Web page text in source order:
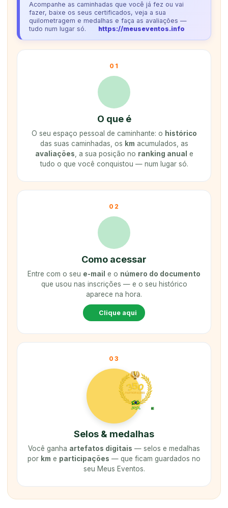
Acompanhe as caminhadas que você já fez ou vai
fazer, baixe os seus certificados, veja a sua
quilometragem e medalhas e faça as avaliações —
tudo num lugar só.
https://meuseventos.info
01
O que é
O seu espaço pessoal de caminhante: o histórico
das suas caminhadas, os km acumulados, as
avaliações , a sua posição no ranking anual e
tudo o que você conquistou — num lugar só.
02
Como acessar
Entre com o seu e-mail e o número do documento
que usou nas inscrições — e o seu histórico
aparece na hora.
Clique aqui
03
Selos & medalhas
Você ganha artefatos digitais — selos e medalhas
por km e participações — que ficam guardados no
seu Meus Eventos.